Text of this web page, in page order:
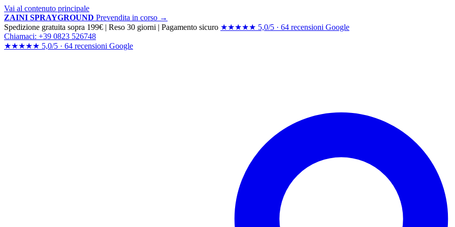
Vai al contenuto principale
ZAINI SPRAYGROUND Prevendita in corso →
Spedizione gratuita sopra 199€ | Reso 30 giorni | Pagamento sicuro ★★★★★ 5,0/5 · 64 recensioni Google
Chiamaci: +39 0823 526748
★★★★★ 5,0/5 · 64 recensioni Google